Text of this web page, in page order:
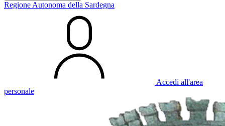
Regione Autonoma della Sardegna
Accedi all'area
personale